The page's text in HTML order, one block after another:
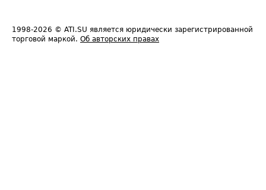
1998-2026 © ATI.SU является юридически зарегистрированной
торговой маркой. Об авторских правах